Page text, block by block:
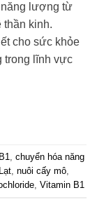
năng lượng từ
thần kinh.
cho sức khỏe
trong lĩnh vực
B1
chuyển hóa năng
nuôi cấy mô
Vitamin B1